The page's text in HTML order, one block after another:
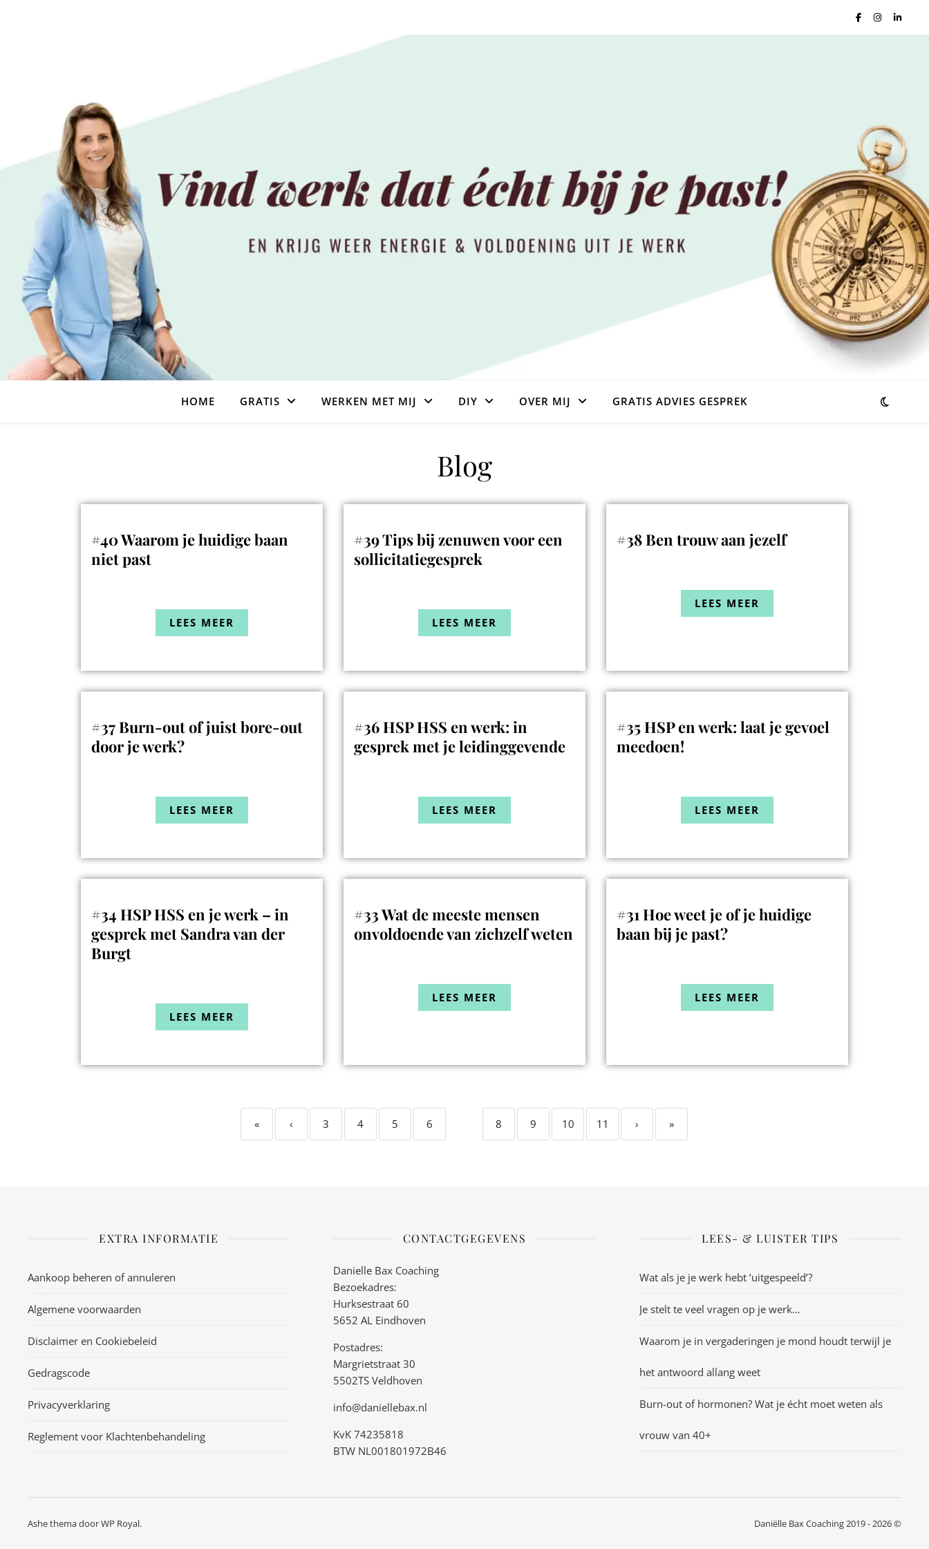
HOME GRATIS WERKEN MET MIJ DIY OVER MIJ GRATIS ADVIES GESPREK
Blog
#40 Waarom je huidige baan
niet past
LEES MEER
#39 Tips bij zenuwen voor een
sollicitatiegesprek
LEES MEER
#38 Ben trouw aan jezelf
LEES MEER
#37 Burn-out of juist bore-out
door je werk?
LEES MEER
#36 HSP HSS en werk: in
gesprek met je leidinggevende
LEES MEER
#35 HSP en werk: laat je gevoel
meedoen!
LEES MEER
#34 HSP HSS en je werk – in
gesprek met Sandra van der
Burgt
LEES MEER
#33 Wat de meeste mensen
onvoldoende van zichzelf weten
LEES MEER
#31 Hoe weet je of je huidige
baan bij je past?
LEES MEER
« ‹ 3 4 5 6 8 9 10 11 › »
EXTRA INFORMATIE
Aankoop beheren of annuleren
Algemene voorwaarden
Disclaimer en Cookiebeleid
Gedragscode
Privacyverklaring
Reglement voor Klachtenbehandeling
CONTACTGEGEVENS
Danielle Bax Coaching
Bezoekadres:
Hurksestraat 60
5652 AL Eindhoven
Postadres:
Margrietstraat 30
5502TS Veldhoven
info@daniellebax.nl
KvK 74235818
BTW NL001801972B46
LEES- & LUISTER TIPS
Wat als je je werk hebt ‘uitgespeeld’?
Je stelt te veel vragen op je werk…
Waarom je in vergaderingen je mond houdt terwijl je
het antwoord allang weet
Burn-out of hormonen? Wat je écht moet weten als
vrouw van 40+
Daniëlle Bax Coaching 2019 - 2026 ©
Ashe thema doorWP Royal.